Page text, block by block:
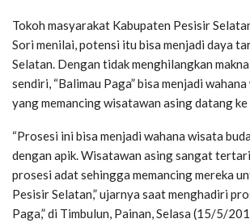
Tokoh masyarakat Kabupaten Pesisir
Sori menilai, potensi itu bisa menjadi daya
Selatan. Dengan tidak menghilangkan
sendiri, “Balimau Paga” bisa menjadi
yang memancing wisatawan asing datang
“Prosesi ini bisa menjadi wahana wisata
dengan apik. Wisatawan asing sangat
prosesi adat sehingga memancing mereka
Pesisir Selatan,” ujarnya saat menghadiri
Paga,” di Timbulun, Painan, Selasa (15/5/